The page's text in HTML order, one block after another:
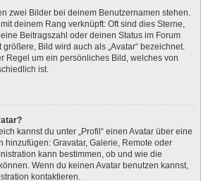
zwei Bilder bei deinem Benutzernamen stehen.
deinem Rang verknüpft: Oft sind dies Sterne,
Beitragszahl oder deinen Status im Forum
Bild wird auch als „Avatar“ bezeichnet.
Regel um ein persönliches Bild, welches von
ist.
kannst du unter „Profil“ einen Avatar über eine
hinzufügen: Gravatar, Galerie, Remote oder
kann bestimmen, ob und wie die
Wenn du keinen Avatar benutzen kannst,
kontaktieren.